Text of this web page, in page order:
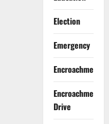
Election
Emergency
Encroachment
Encroachment
Drive